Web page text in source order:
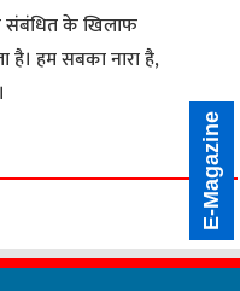
संबंधित के खिलाफ
है। हम सबका नारा है,
E-Magazine